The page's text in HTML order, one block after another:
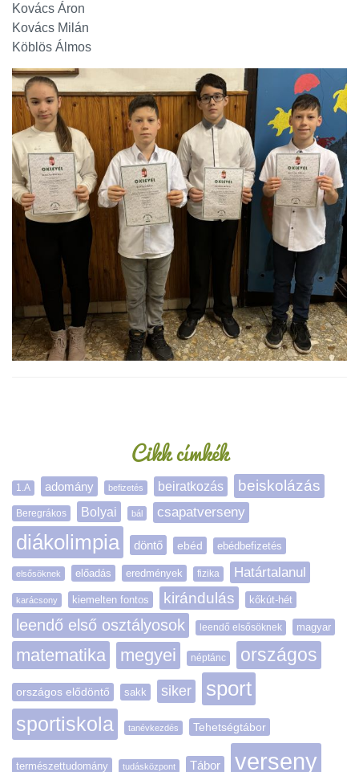
Kovács Áron
Kovács Milán
Köblös Álmos
Cikk címkék
1.A adomány befizetés beiratkozás beiskolázás
Beregrákos Bolyai bál csapatverseny
diákolimpia döntő ebéd ebédbefizetés
elsősöknek előadás eredmények fizika Határtalanul
karácsony kiemelten fontos kirándulás kőkút-hét
leendő első osztályosok leendő elsősöknek magyar
matematika megyei néptánc országos
országos elődöntő sakk siker sport
sportiskola tanévkezdés Tehetségtábor
természettudomány tudásközpont Tábor verseny